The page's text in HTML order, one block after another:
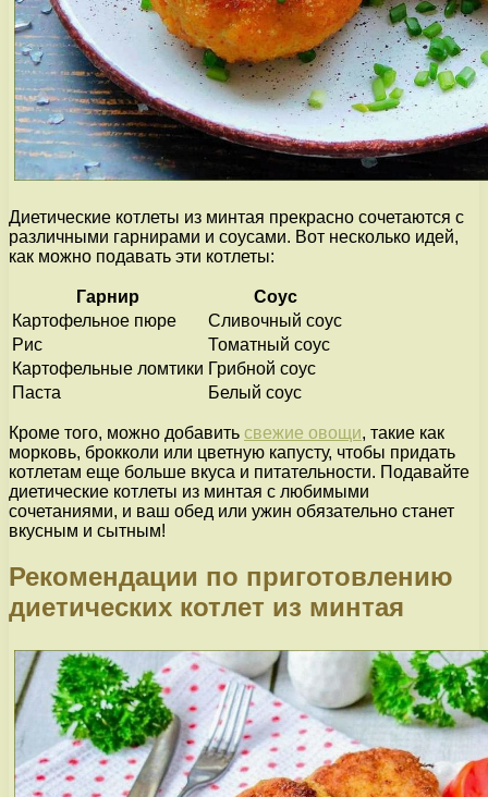
Диетические котлеты из минтая прекрасно сочетаются с
различными гарнирами и соусами. Вот несколько идей,
как можно подавать эти котлеты:
Гарнир
Соус
Картофельное пюре
Сливочный соус
Рис
Томатный соус
Картофельные ломтики Грибной соус
Паста
Белый соус
Кроме того, можно добавить свежие овощи, такие как
морковь, брокколи или цветную капусту, чтобы придать
котлетам еще больше вкуса и питательности. Подавайте
диетические котлеты из минтая с любимыми
сочетаниями, и ваш обед или ужин обязательно станет
вкусным и сытным!
Рекомендации по приготовлению
диетических котлет из минтая